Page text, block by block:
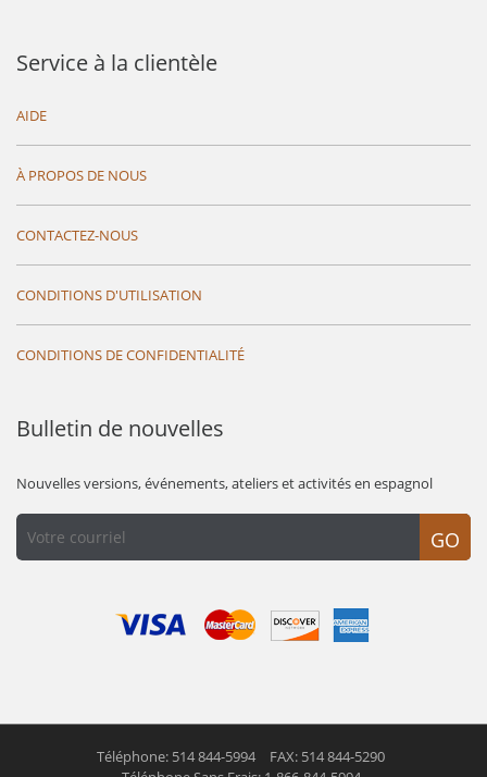
Service à la clientèle
AIDE
À PROPOS DE NOUS
CONTACTEZ-NOUS
CONDITIONS D'UTILISATION
CONDITIONS DE CONFIDENTIALITÉ
Bulletin de nouvelles
Nouvelles versions, événements, ateliers et activités en espagnol
GO
Téléphone: 514 844-5994
FAX: 514 844-5290